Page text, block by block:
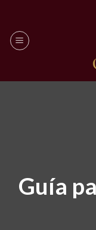
content
Guía